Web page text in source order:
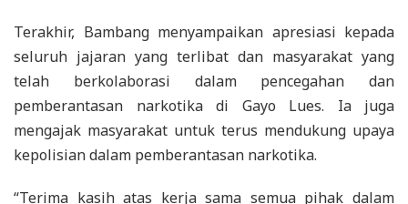
Terakhir, Bambang menyampaikan apresiasi kepada
seluruh jajaran yang terlibat dan masyarakat yang
telah berkolaborasi dalam pencegahan dan
pemberantasan narkotika di Gayo Lues. Ia juga
mengajak masyarakat untuk terus mendukung upaya
kepolisian dalam pemberantasan narkotika.
“Terima kasih atas kerja sama semua pihak dalam